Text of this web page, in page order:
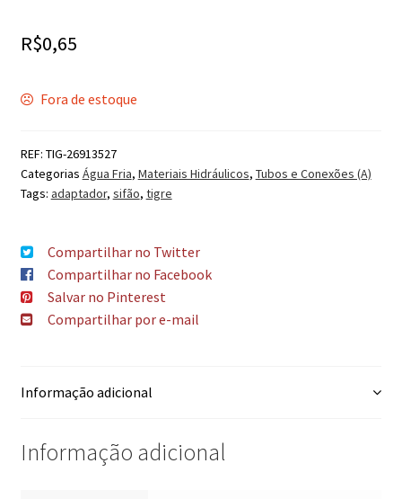
R$0,65
Fora de estoque
REF: TIG-26913527
Categorias Água Fria, Materiais Hidráulicos, Tubos e Conexões (A)
Tags: adaptador, sifão, tigre
Compartilhar no Twitter
Compartilhar no Facebook
Salvar no Pinterest
Compartilhar por e-mail
Informação adicional
Informação adicional